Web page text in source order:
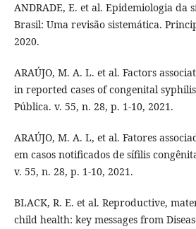
ANDRADE, E. et al. Epidemiologia da
Brasil: Uma revisão sistemática.
2020.
ARAÚJO, M. A. L. et al. Factors
in reported cases of congenital
Pública. v. 55, n. 28, p. 1-10, 2021.
ARAÚJO, M. A. L, et al. Fatores
em casos notificados de sífilis
v. 55, n. 28, p. 1-10, 2021.
BLACK, R. E. et al. Reproductive,
child health: key messages from